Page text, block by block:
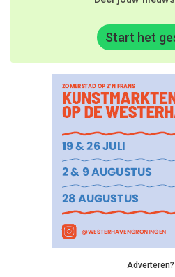
Start het
Adverteren?